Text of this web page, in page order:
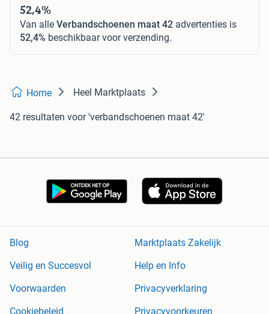
52,4%
Van alle Verbandschoenen maat 42 advertenties is
52,4% beschikbaar voor verzending.
Home Heel Marktplaats
42 resultaten voor 'verbandschoenen maat 42'
Blog
Marktplaats Zakelijk
Veilig en Succesvol
Help en Info
Voorwaarden
Privacyverklaring
Cookiebeleid
Privacyvoorkeuren